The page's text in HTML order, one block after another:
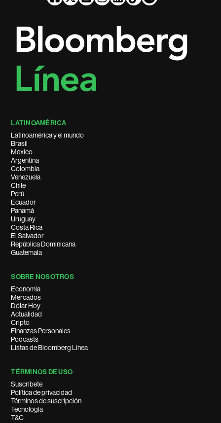
LATINOAMÉRICA
Latinoamérica y el mundo
Brasil
México
Argentina
Colombia
Venezuela
Chile
Perú
Ecuador
Panamá
Uruguay
Costa Rica
El Salvador
República Dominicana
Guatemala
SOBRE NOSOTROS
Economía
Mercados
Dólar Hoy
Actualidad
Cripto
Finanzas Personales
Podcasts
Listas de Bloomberg Línea
TÉRMINOS DE USO
Suscríbete
Política de privacidad
Términos de suscripción
Tecnología
T&C